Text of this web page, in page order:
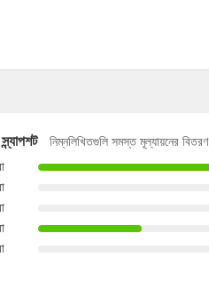
স্ন্যাপশট
নিম্নলিখিতগুলি সমস্ত মূল্যায়নের বিতরণ